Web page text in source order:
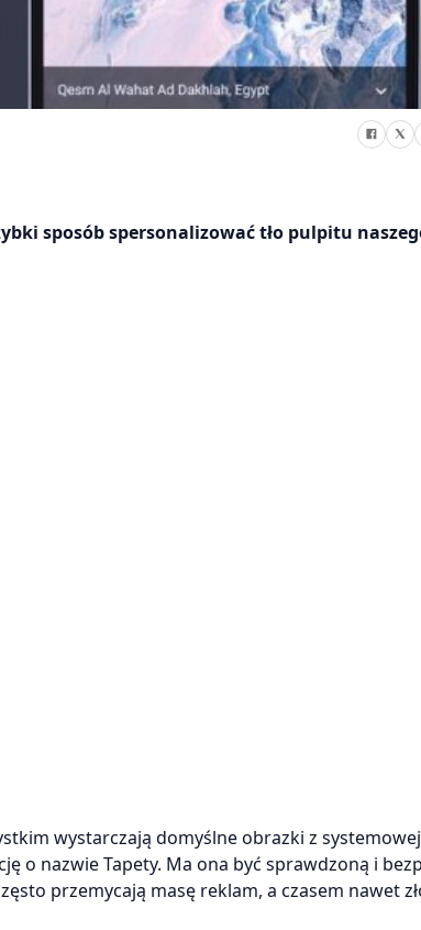
sposób spersonalizować tło pulpitu
wystarczają domyślne obrazki z
o nazwie Tapety. Ma ona być sprawdzoną i
przemycają masę reklam, a czasem nawet